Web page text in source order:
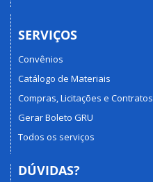
SERVIÇOS
Convênios
Catálogo de Materiais
Compras, Licitações e Contratos
Gerar Boleto GRU
Todos os serviços
DÚVIDAS?